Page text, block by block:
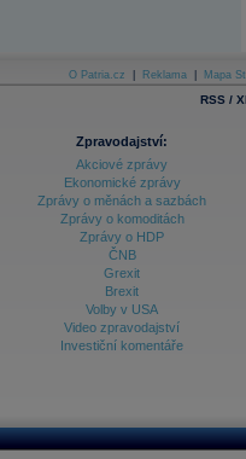
O Patria.cz Reklama Mapa
RSS /
Zpravodajství:
Akciové zprávy
Ekonomické zprávy
Zprávy o měnách a sazbách
Zprávy o komoditách
Zprávy o HDP
ČNB
Grexit
Brexit
Volby v USA
Video zpravodajství
Investiční komentáře